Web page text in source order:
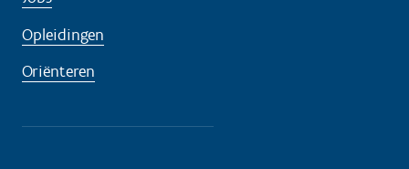
Opleidingen
Oriënteren